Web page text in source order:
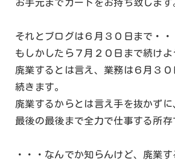
お手元までカートをお持ち致します
それとブログは６月３０日まで・・
もしかしたら７月２０日まで続けよ
廃業するとは言え、業務は６月３０
続きます。
廃業するからとは言え手を抜かずに
最後の最後まで全力で仕事する所存
・・・なんでか知らんけど、廃業